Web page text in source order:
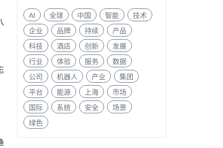
AI 全球 中国 智能
技术
企业
品牌 持续
产品
科技
酒店 创新
发展
行业
体验 服务
数据
公司
机器人 产业
集团
平台
能源 上海
市场
国际
系统 安全
场景
绿色